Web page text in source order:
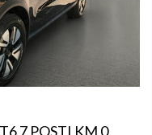
7 POSTI KM 0